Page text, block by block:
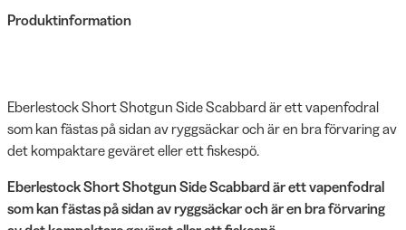
Produktinformation
Eberlestock Short Shotgun Side Scabbard är ett vapenfodral
som kan fästas på sidan av ryggsäckar och är en bra förvaring av
det kompaktare geväret eller ett fiskespö.
Eberlestock Short Shotgun Side Scabbard är ett vapenfodral
som kan fästas på sidan av ryggsäckar och är en bra förvaring